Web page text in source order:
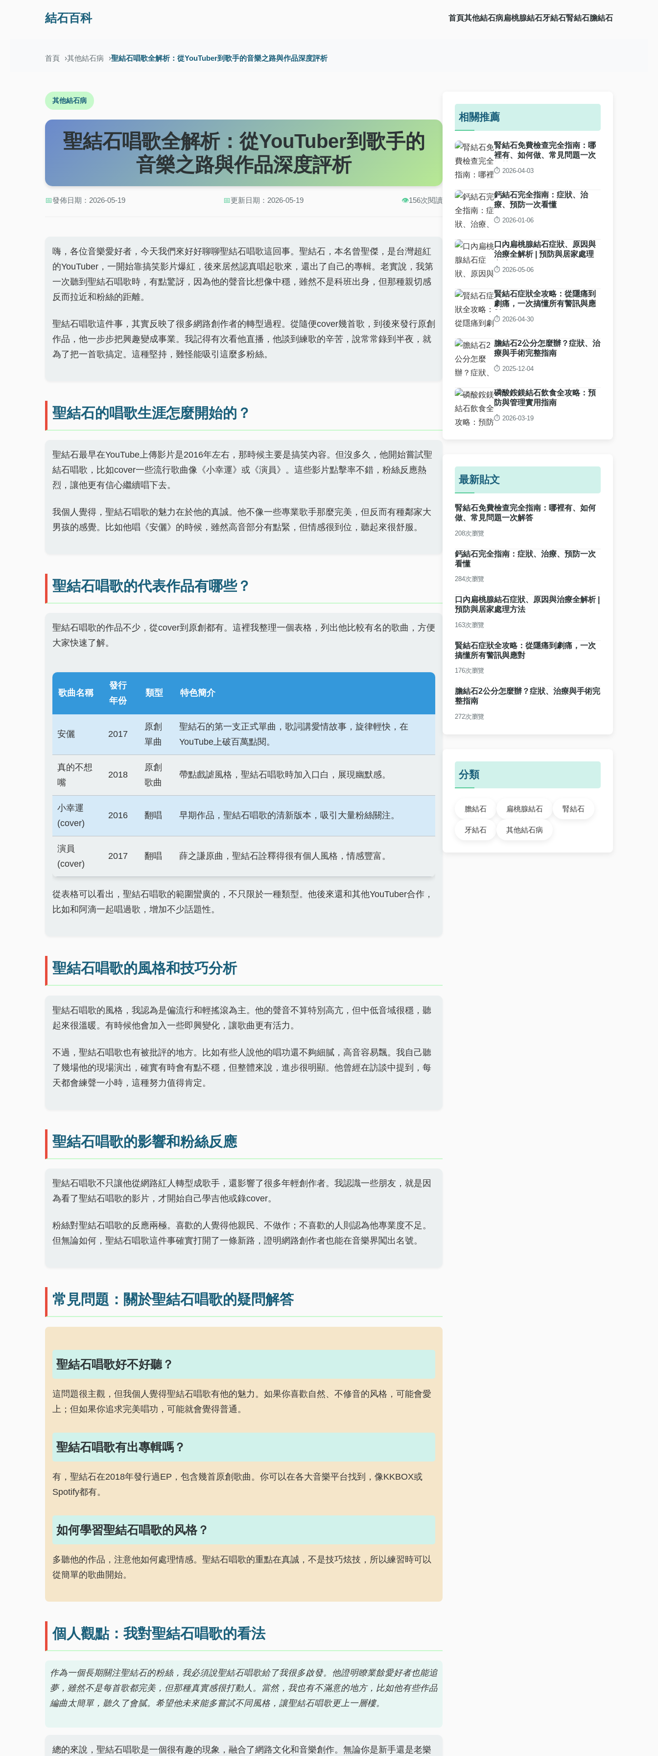
結石百科 首頁其他結石病扁桃腺結石牙結石腎結石膽結石
首頁 其他結石病 聖結石唱歌全解析：從YouTuber到歌手的音樂之路與作品深度評析
其他結石病
聖結石唱歌全解析：從YouTuber到歌手的
音樂之路與作品深度評析
📅發佈日期：2026-05-19 📅更新日期：2026-05-19 👁️156次閱讀
嗨，各位音樂愛好者，今天我們來好好聊聊聖結石唱歌這回事。聖結石，本名曾聖傑，是台灣超紅
的YouTuber，一開始靠搞笑影片爆紅，後來居然認真唱起歌來，還出了自己的專輯。老實說，我第
一次聽到聖結石唱歌時，有點驚訝，因為他的聲音比想像中穩，雖然不是科班出身，但那種親切感
反而拉近和粉絲的距離。
聖結石唱歌這件事，其實反映了很多網路創作者的轉型過程。從隨便cover幾首歌，到後來發行原創
作品，他一步步把興趣變成事業。我記得有次看他直播，他談到練歌的辛苦，說常常錄到半夜，就
為了把一首歌搞定。這種堅持，難怪能吸引這麼多粉絲。
聖結石的唱歌生涯怎麼開始的？
聖結石最早在YouTube上傳影片是2016年左右，那時候主要是搞笑內容。但沒多久，他開始嘗試聖
結石唱歌，比如cover一些流行歌曲像《小幸運》或《演員》。這些影片點擊率不錯，粉絲反應熱
烈，讓他更有信心繼續唱下去。
我個人覺得，聖結石唱歌的魅力在於他的真誠。他不像一些專業歌手那麼完美，但反而有種鄰家大
男孩的感覺。比如他唱《安儷》的時候，雖然高音部分有點緊，但情感很到位，聽起來很舒服。
聖結石唱歌的代表作品有哪些？
聖結石唱歌的作品不少，從cover到原創都有。這裡我整理一個表格，列出他比較有名的歌曲，方便
大家快速了解。
歌曲名稱
發行
年份
類型 特色簡介
安儷 2017
原創
單曲
聖結石的第一支正式單曲，歌詞講愛情故事，旋律輕快，在
YouTube上破百萬點閱。
真的不想
嘴
2018
原創
歌曲
帶點戲謔風格，聖結石唱歌時加入口白，展現幽默感。
小幸運
(cover)
2016 翻唱 早期作品，聖結石唱歌的清新版本，吸引大量粉絲關注。
演員
(cover)
2017 翻唱 薛之謙原曲，聖結石詮釋得很有個人風格，情感豐富。
從表格可以看出，聖結石唱歌的範圍蠻廣的，不只限於一種類型。他後來還和其他YouTuber合作，
比如和阿滴一起唱過歌，增加不少話題性。
聖結石唱歌的風格和技巧分析
聖結石唱歌的風格，我認為是偏流行和輕搖滾為主。他的聲音不算特別高亢，但中低音域很穩，聽
起來很溫暖。有時候他會加入一些即興變化，讓歌曲更有活力。
不過，聖結石唱歌也有被批評的地方。比如有些人說他的唱功還不夠細膩，高音容易飄。我自己聽
了幾場他的現場演出，確實有時會有點不穩，但整體來說，進步很明顯。他曾經在訪談中提到，每
天都會練聲一小時，這種努力值得肯定。
聖結石唱歌的影響和粉絲反應
聖結石唱歌不只讓他從網路紅人轉型成歌手，還影響了很多年輕創作者。我認識一些朋友，就是因
為看了聖結石唱歌的影片，才開始自己學吉他或錄cover。
粉絲對聖結石唱歌的反應兩極。喜歡的人覺得他親民、不做作；不喜歡的人則認為他專業度不足。
但無論如何，聖結石唱歌這件事確實打開了一條新路，證明網路創作者也能在音樂界闖出名號。
常見問題：關於聖結石唱歌的疑問解答
聖結石唱歌好不好聽？
這問題很主觀，但我個人覺得聖結石唱歌有他的魅力。如果你喜歡自然、不修音的风格，可能會愛
上；但如果你追求完美唱功，可能就會覺得普通。
聖結石唱歌有出專輯嗎？
有，聖結石在2018年發行過EP，包含幾首原創歌曲。你可以在各大音樂平台找到，像KKBOX或
Spotify都有。
如何學習聖結石唱歌的风格？
多聽他的作品，注意他如何處理情感。聖結石唱歌的重點在真誠，不是技巧炫技，所以練習時可以
從簡單的歌曲開始。
個人觀點：我對聖結石唱歌的看法
作為一個長期關注聖結石的粉絲，我必須說聖結石唱歌給了我很多啟發。他證明瞭業餘愛好者也能追
夢，雖然不是每首歌都完美，但那種真實感很打動人。當然，我也有不滿意的地方，比如他有些作品
編曲太簡單，聽久了會膩。希望他未來能多嘗試不同風格，讓聖結石唱歌更上一層樓。
總的來說，聖結石唱歌是一個很有趣的現象，融合了網路文化和音樂創作。無論你是新手還是老樂
相關推薦
腎結石免費檢查完全指南：哪
裡有、如何做、常見問題一次
解答
⏱️ 2026-04-03
鈣結石完全指南：症狀、治
療、預防一次看懂
⏱️ 2026-01-06
口內扁桃腺結石症狀、原因與
治療全解析 | 預防與居家處理
方法
⏱️ 2026-05-06
賢結石症狀全攻略：從隱痛到
劇痛，一次搞懂所有警訊與應
對
⏱️ 2026-04-30
膽結石2公分怎麼辦？症狀、治
療與手術完整指南
⏱️ 2025-12-04
磷酸銨鎂結石飲食全攻略：預
防與管理實用指南
⏱️ 2026-03-19
最新貼文
腎結石免費檢查完全指南：哪裡有、如何
做、常見問題一次解答
208次瀏覽
鈣結石完全指南：症狀、治療、預防一次
看懂
284次瀏覽
口內扁桃腺結石症狀、原因與治療全解析 |
預防與居家處理方法
163次瀏覽
賢結石症狀全攻略：從隱痛到劇痛，一次
搞懂所有警訊與應對
176次瀏覽
膽結石2公分怎麼辦？症狀、治療與手術完
整指南
272次瀏覽
分類
膽結石 扁桃腺結石 腎結石
牙結石 其他結石病